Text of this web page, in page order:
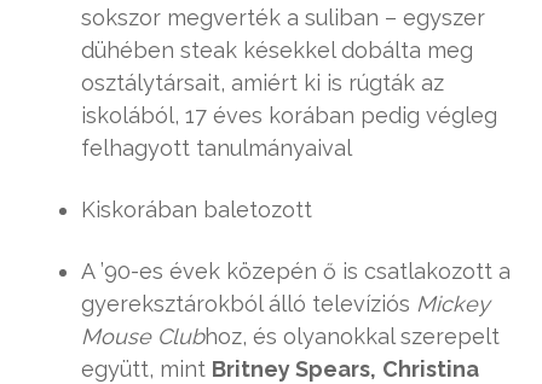
sokszor megverték a suliban – egyszer
dühében steak késekkel dobálta meg
osztálytársait, amiért ki is rúgták az
iskolából, 17 éves korában pedig végleg
felhagyott tanulmányaival
Kiskorában baletozott
A ’90-es évek közepén ő is csatlakozott a
gyereksztárokból álló televíziós Mickey
Mouse Clubhoz, és olyanokkal szerepelt
együtt, mint Britney Spears, Christina